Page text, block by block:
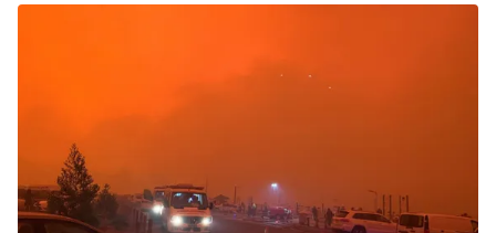
Theo dõi báo trên
Cơ quan chủ quản:Đài Truyền hình Việt Nam
Cơ quan báo chí:Thời báo VTV